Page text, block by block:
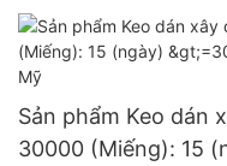
Sản phẩm Keo dán
30000 (Miếng): 15